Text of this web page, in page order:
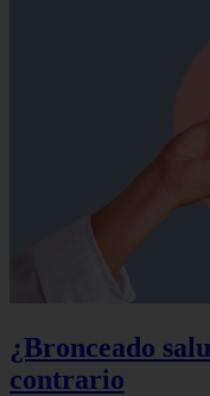
¿Bronceado
contrario